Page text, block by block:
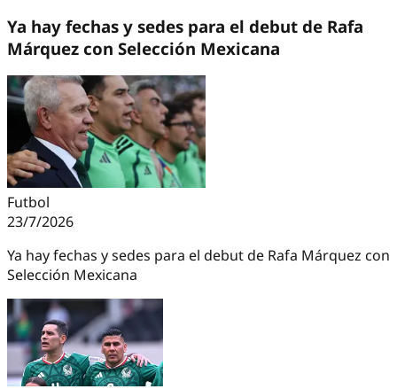
Ya hay fechas y sedes para el debut de Rafa
Márquez con Selección Mexicana
Futbol
23/7/2026
Ya hay fechas y sedes para el debut de Rafa Márquez con
Selección Mexicana